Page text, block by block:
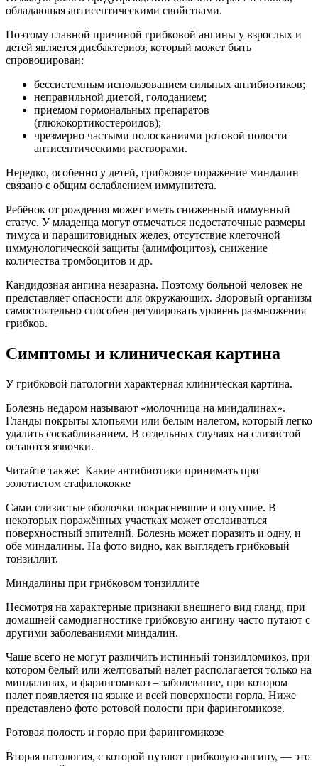
обладающая антисептическими свойствами.
Поэтому главной причиной грибковой ангины у взрослых и
детей является дисбактериоз, который может быть
спровоцирован:
бессистемным использованием сильных антибиотиков;
неправильной диетой, голоданием;
приемом гормональных препаратов
(глюкокортикостероидов);
чрезмерно частыми полосканиями ротовой полости
антисептическими растворами.
Нередко, особенно у детей, грибковое поражение миндалин
связано с общим ослаблением иммунитета.
Ребёнок от рождения может иметь сниженный иммунный
статус. У младенца могут отмечаться недостаточные размеры
тимуса и паращитовидных желез, отсутствие клеточной
иммунологической защиты (алимфоцитоз), снижение
количества тромбоцитов и др.
Кандидозная ангина незаразна. Поэтому больной человек не
представляет опасности для окружающих. Здоровый организм
самостоятельно способен регулировать уровень размножения
грибков.
Симптомы и клиническая картина
У грибковой патологии характерная клиническая картина.
Болезнь недаром называют «молочница на миндалинах».
Гланды покрыты хлопьями или белым налетом, который легко
удалить соскабливанием. В отдельных случаях на слизистой
остаются язвочки.
Читайте также: Какие антибиотики принимать при
золотистом стафилококке
Сами слизистые оболочки покрасневшие и опухшие. В
некоторых поражённых участках может отслаиваться
поверхностный эпителий. Болезнь может поразить и одну, и
обе миндалины. На фото видно, как выглядеть грибковый
тонзиллит.
Миндалины при грибковом тонзиллите
Несмотря на характерные признаки внешнего вид гланд, при
домашней самодиагностике грибковую ангину часто путают с
другими заболеваниями миндалин.
Чаще всего не могут различить истинный тонзилломикоз, при
котором белый или желтоватый налет располагается только на
миндалинах, и фарингомикоз – заболевание, при котором
налет появляется на языке и всей поверхности горла. Ниже
представлено фото ротовой полости при фарингомикозе.
Ротовая полость и горло при фарингомикозе
Вторая патология, с которой путают грибковую ангину, — это